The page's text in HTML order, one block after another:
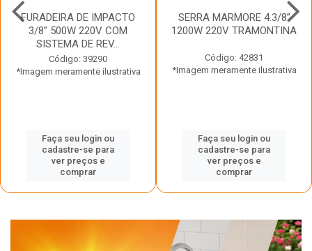
FURADEIRA DE IMPACTO
3/8” 500W 220V COM
SISTEMA DE REV...
Código: 39290
*Imagem meramente ilustrativa
Faça seu login ou
cadastre-se para
ver preços e
comprar
SERRA MARMORE 4.3/8”
1200W 220V TRAMONTINA
Código: 42831
*Imagem meramente ilustrativa
Faça seu login ou
cadastre-se para
ver preços e
comprar